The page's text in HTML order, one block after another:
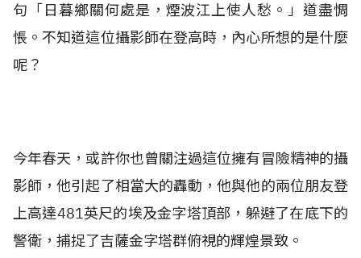
句「日暮鄉關何處是，煙波江上使人愁。」道盡惆
悵。不知道這位攝影師在登高時，內心所想的是什麼
呢？
今年春天，或許你也曾關注過這位擁有冒險精神的攝
影師，他引起了相當大的轟動，他與他的兩位朋友登
上高達481英尺的埃及金字塔頂部，躲避了在底下的
警衛，捕捉了吉薩金字塔群俯視的輝煌景致。